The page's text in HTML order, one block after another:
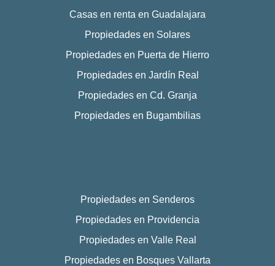
Casas en renta en Guadalajara
Propiedades en Solares
Propiedades en Puerta de Hierro
Propiedades en Jardín Real
Propiedades en Cd. Granja
Propiedades en Bugambilias
Propiedades en Senderos
Propiedades en Providencia
Propiedades en Valle Real
Propiedades en Bosques Vallarta